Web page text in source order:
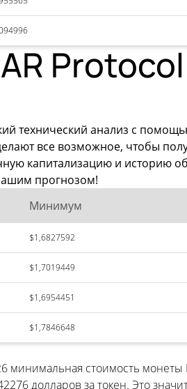
технический анализ с
все возможное, чтобы
капитализацию и историю
прогнозом!
Минимум
$1,6827592
$1,7019449
$1,6954451
$1,7846648
минимальная стоимость
долларов за токен. Это